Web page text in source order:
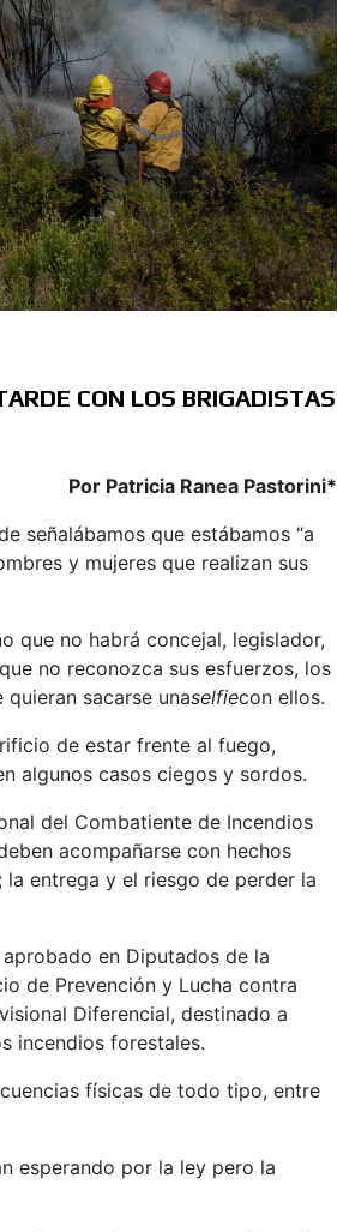
CON LOS BRIGADISTAS
Por Patricia Ranea Pastorini*
señalábamos que estábamos “a
y mujeres que realizan sus
que no habrá concejal, legislador,
no reconozca sus esfuerzos, los
sacarse unaselfiecon ellos.
de estar frente al fuego,
algunos casos ciegos y sordos.
del Combatiente de Incendios
acompañarse con hechos
entrega y el riesgo de perder la
en Diputados de la
de Prevención y Lucha contra
Diferencial, destinado a
incendios forestales.
físicas de todo tipo, entre
esperando por la ley pero la